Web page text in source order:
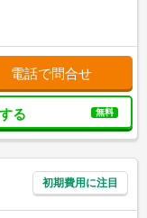
電話で問合せ
る 無料
初期費用に注目